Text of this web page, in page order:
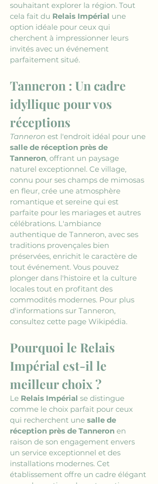
souhaitant explorer la région. Tout
cela fait du Relais Impérial une
option idéale pour ceux qui
cherchent à impressionner leurs
invités avec un événement
parfaitement situé.
Tanneron : Un cadre
idyllique pour vos
réceptions
Tanneron est l'endroit idéal pour une
salle de réception près de
Tanneron, offrant un paysage
naturel exceptionnel. Ce village,
connu pour ses champs de mimosas
en fleur, crée une atmosphère
romantique et sereine qui est
parfaite pour les mariages et autres
célébrations. L'ambiance
authentique de Tanneron, avec ses
traditions provençales bien
préservées, enrichit le caractère de
tout événement. Vous pouvez
plonger dans l'histoire et la culture
locales tout en profitant des
commodités modernes. Pour plus
d'informations sur Tanneron,
consultez cette page Wikipédia.
Pourquoi le Relais
Impérial est-il le
meilleur choix ?
Le Relais Impérial se distingue
comme le choix parfait pour ceux
qui recherchent une salle de
réception près de Tanneron en
raison de son engagement envers
un service exceptionnel et des
installations modernes. Cet
établissement offre un cadre élégant